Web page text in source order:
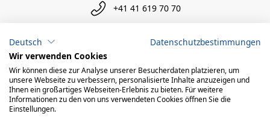
+41 41 619 70 70
info@engelberger.ch
Deutsch
Datenschutzbestimmungen
Wir verwenden Cookies
Wir können diese zur Analyse unserer Besucherdaten platzieren, um
unsere Webseite zu verbessern, personalisierte Inhalte anzuzeigen und
Ihnen ein großartiges Webseiten-Erlebnis zu bieten. Für weitere
Informationen zu den von uns verwendeten Cookies öffnen Sie die
Einstellungen.